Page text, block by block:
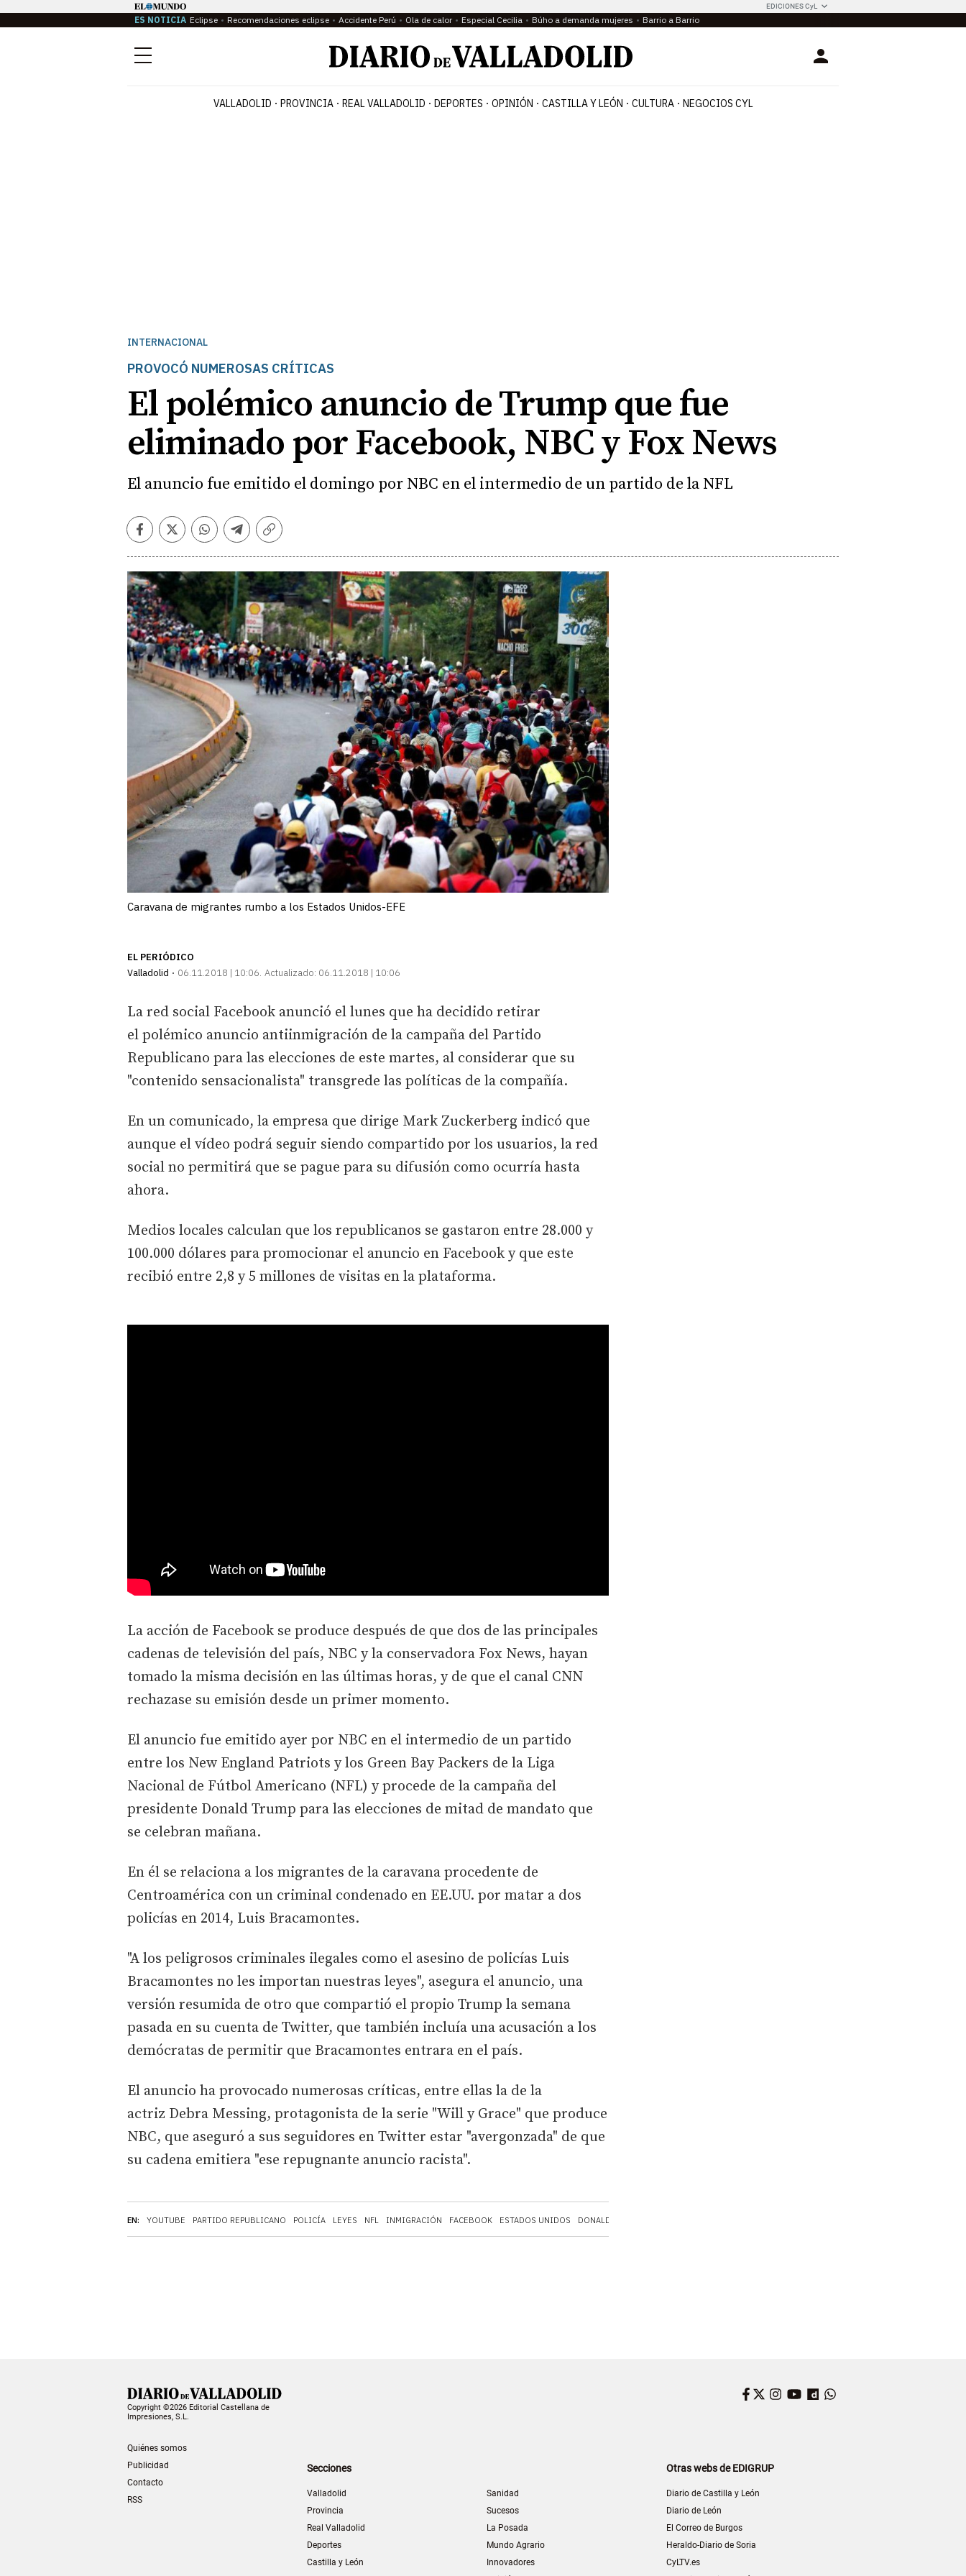
EDICIONES CyL
ES NOTICIA Eclipse Recomendaciones eclipse Accidente Perú Ola de calor Especial Cecilia Búho a demanda mujeres Barrio a Barrio
Menú Login
VALLADOLID PROVINCIA REAL VALLADOLID DEPORTES OPINIÓN CASTILLA Y LEÓN CULTURA NEGOCIOS CYL
INTERNACIONAL
PROVOCÓ NUMEROSAS CRÍTICAS
El polémico anuncio de Trump que fue
eliminado por Facebook, NBC y Fox News
El anuncio fue emitido el domingo por NBC en el intermedio de un partido de la NFL
Facebook
TwitterWhatsapp
Telegram
Copiar
Caravana de migrantes rumbo a los Estados Unidos-EFE
EL PERIÓDICO
Valladolid
06.11.2018 | 10:06 Actualizado: 06.11.2018 | 10:06
EN: YOUTUBE PARTIDO REPUBLICANO POLICÍA LEYES NFL INMIGRACIÓN FACEBOOK ESTADOS UNIDOS DONALD TRUMP
La red social Facebook anunció el lunes que ha decidido retirar
el polémico anuncio antiinmigración de la campaña del Partido
Republicano para las elecciones de este martes, al considerar que su
"contenido sensacionalista" transgrede las políticas de la compañía.
En un comunicado, la empresa que dirige Mark Zuckerberg indicó que
aunque el vídeo podrá seguir siendo compartido por los usuarios, la red
social no permitirá que se pague para su difusión como ocurría hasta
ahora.
Medios locales calculan que los republicanos se gastaron entre 28.000 y
100.000 dólares para promocionar el anuncio en Facebook y que este
recibió entre 2,8 y 5 millones de visitas en la plataforma.
La acción de Facebook se produce después de que dos de las principales
cadenas de televisión del país, NBC y la conservadora Fox News, hayan
tomado la misma decisión en las últimas horas, y de que el canal CNN
rechazase su emisión desde un primer momento.
El anuncio fue emitido ayer por NBC en el intermedio de un partido
entre los New England Patriots y los Green Bay Packers de la Liga
Nacional de Fútbol Americano (NFL) y procede de la campaña del
presidente Donald Trump para las elecciones de mitad de mandato que
se celebran mañana.
En él se relaciona a los migrantes de la caravana procedente de
Centroamérica con un criminal condenado en EE.UU. por matar a dos
policías en 2014, Luis Bracamontes.
"A los peligrosos criminales ilegales como el asesino de policías Luis
Bracamontes no les importan nuestras leyes", asegura el anuncio, una
versión resumida de otro que compartió el propio Trump la semana
pasada en su cuenta de Twitter, que también incluía una acusación a los
demócratas de permitir que Bracamontes entrara en el país.
El anuncio ha provocado numerosas críticas, entre ellas la de la
actriz Debra Messing, protagonista de la serie "Will y Grace" que produce
NBC, que aseguró a sus seguidores en Twitter estar "avergonzada" de que
su cadena emitiera "ese repugnante anuncio racista".
Copyright ©2026 Editorial Castellana de
Impresiones, S.L.
Quiénes somos
Publicidad
Contacto
RSS
Facebook
Twitter
Instagram
YouTube
Dailymotion
Secciones
Valladolid
Provincia
Real Valladolid
Deportes
Castilla y León
Sanidad
Sucesos
La Posada
Mundo Agrario
Innovadores
Otras webs de EDIGRUP
Diario de Castilla y León
Diario de León
El Correo de Burgos
Heraldo-Diario de Soria
CyLTV.es